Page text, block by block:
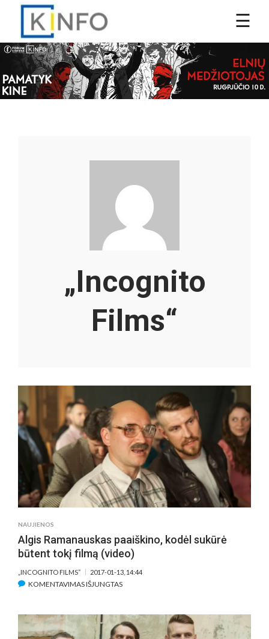
„Incognito
Films“
NAUJIENOS
Algis Ramanauskas paaiškino, kodėl sukūrė
būtent tokį filmą (video)
„INCOGNITO FILMS“ 2017-01-13, 14:44
KOMENTAVIMAS IŠJUNGTASĮRAŠE
PAAIŠKINO,
KODĖL